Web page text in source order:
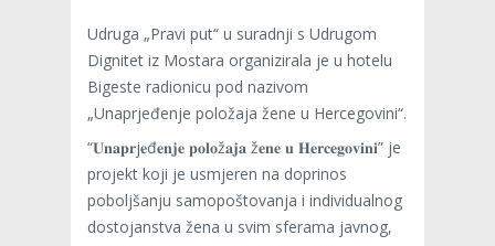
Udruga „Pravi put“ u suradnji s Udrugom
Dignitet iz Mostara organizirala je u hotelu
Bigeste radionicu pod nazivom
„Unaprjeđenje položaja žene u Hercegovini“.
“𝐔𝐧𝐚𝐩𝐫j𝐞đ𝐞𝐧𝐣𝐞 𝐩𝐨𝐥𝐨ž𝐚𝐣𝐚 ž𝐞𝐧𝐞 𝐮 𝐇𝐞𝐫𝐜𝐞𝐠𝐨𝐯𝐢𝐧𝐢” je
projekt koji je usmjeren na doprinos
poboljšanju samopoštovanja i individualnog
dostojanstva žena u svim sferama javnog,